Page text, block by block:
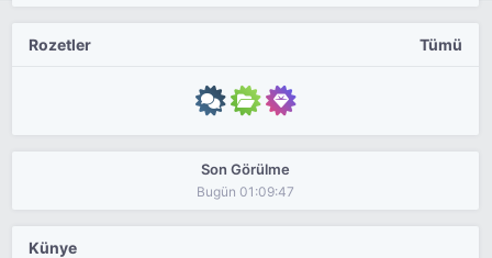
Rozetler Tümü
Son Görülme
Bugün 01:09:47
Künye